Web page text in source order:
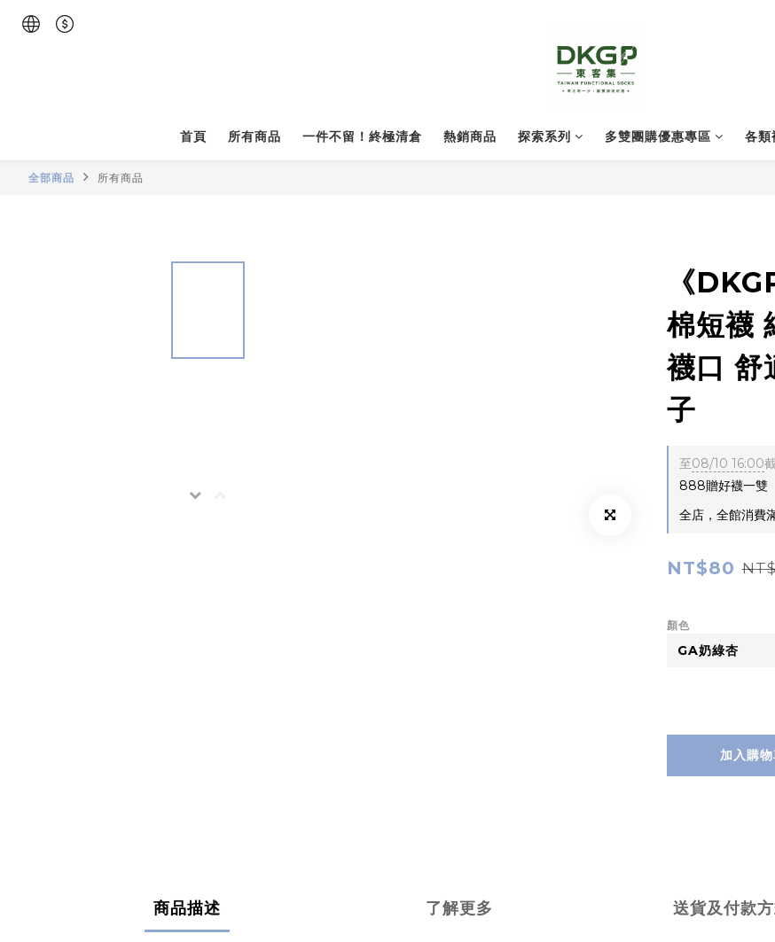
首頁 所有商品 一件不留！終極清倉 熱銷商品 探索系列 多雙團購優惠專區 各類
全部商品 所有商品
《
棉短襪
襪口 舒
子
至08/10 16:00
888贈好襪一雙
全店，全館消費
NT$80
顏色
加入購
商品描述 了解更多 送貨及付款